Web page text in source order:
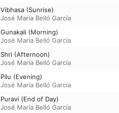
Vibhasa (Sunrise)
José María Belló García
Gunakali (Morning)
José María Belló García
Shri (Afternoon)
José María Belló García
Pilu (Evening)
José María Belló García
Puravi (End of Day)
José María Belló García